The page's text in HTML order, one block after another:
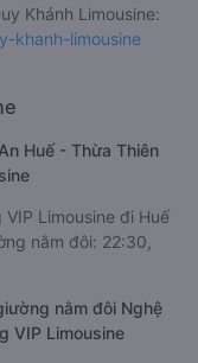
Khánh Limousine:
khanh-limousine
Huế - Thừa Thiên
Limousine đi Huế
nằm đôi: 22:30,
nằm đôi Nghệ
VIP Limousine